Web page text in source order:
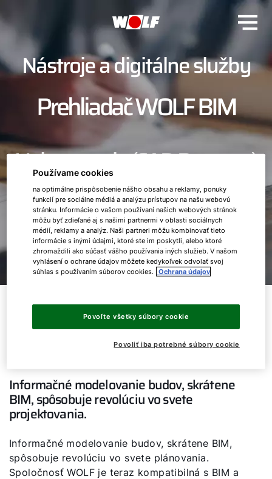
Nástroje a digitálne služby
Prehliadač WOLF BIM
Vykurovanie (CAD Browser)
Jednoduché plánovanie
projektov vykurovania a
vzduchotechniky
Informačné modelovanie budov, skrátene
BIM, spôsobuje revolúciu vo svete
projektovania.
Informačné modelovanie budov, skrátene BIM,
spôsobuje revolúciu vo svete plánovania.
Spoločnosť WOLF je teraz kompatibilná s BIM a
Ako vám môžeme pomôcť?
Servis
Používame cookies
na optimálne prispôsobenie nášho obsahu a reklamy, ponuky
funkcií pre sociálne médiá a analýzu prístupov na našu webovú
stránku. Informácie o vašom používaní našich webových stránok
môžu byť zdieľané aj s našimi partnermi v oblasti sociálnych
médií, reklamy a analýz. Naši partneri môžu kombinovať tieto
informácie s inými údajmi, ktoré ste im poskytli, alebo ktoré
zhromaždili ako súčasť vášho používania iných služieb. V našom
vyhlásení o ochrane údajov môžete kedykoľvek odvolať svoj
súhlas s používaním súborov cookies.
Ochrana údajov
Povoliť iba potrebné súbory cookie
Povoľte všetky súbory cookie